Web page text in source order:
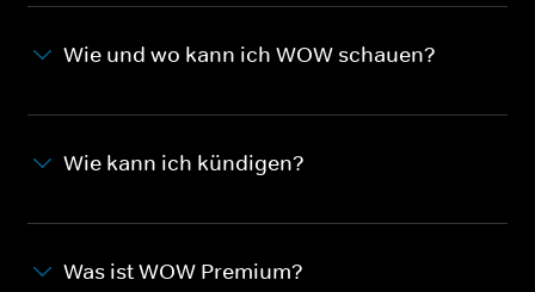
Wie und wo kann ich WOW schauen?
Wie kann ich kündigen?
Was ist WOW Premium?